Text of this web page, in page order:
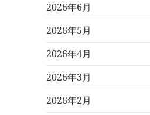
2026年6月
2026年5月
2026年4月
2026年3月
2026年2月